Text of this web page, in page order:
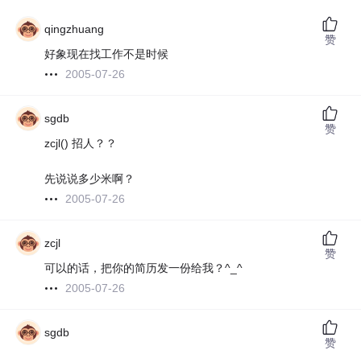
qingzhuang
好象现在找工作不是时候
2005-07-26
赞
sgdb
zcjl() 招人？？
先说说多少米啊？
2005-07-26
赞
zcjl
可以的话，把你的简历发一份给我？^_^
2005-07-26
赞
sgdb
赞